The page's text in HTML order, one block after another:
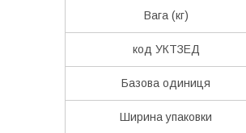
Вага (кг)
код УКТЗЕД
Базова одиниця
Ширина упаковки